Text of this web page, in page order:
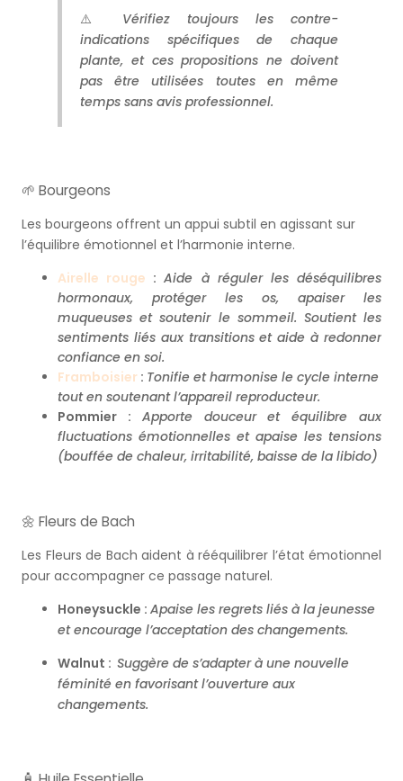
⚠️ Vérifiez toujours les contre-
indications spécifiques de chaque
plante, et ces propositions ne doivent
pas être utilisées toutes en même
temps sans avis professionnel.
🌱 Bourgeons
Les bourgeons offrent un appui subtil en agissant sur
l’équilibre émotionnel et l’harmonie interne.
Airelle rouge :Aide à réguler les déséquilibres
hormonaux, protéger les os, apaiser les
muqueuses et soutenir le sommeil. Soutient les
sentiments liés aux transitions et aide à redonner
confiance en soi.
Framboisier : Tonifie et harmonise le cycle interne
tout en soutenant l’appareil reproducteur.
Pommier : Apporte douceur et équilibre aux
fluctuations émotionnelles et apaise les tensions
(bouffée de chaleur, irritabilité, baisse de la libido)
🌼 Fleurs de Bach
Les Fleurs de Bach aident à rééquilibrer l’état émotionnel
pour accompagner ce passage naturel.
Honeysuckle : Apaise les regrets liés à la jeunesse
et encourage l’acceptation des changements.
Walnut : Suggère de s’adapter à une nouvelle
féminité en favorisant l’ouverture aux
changements.